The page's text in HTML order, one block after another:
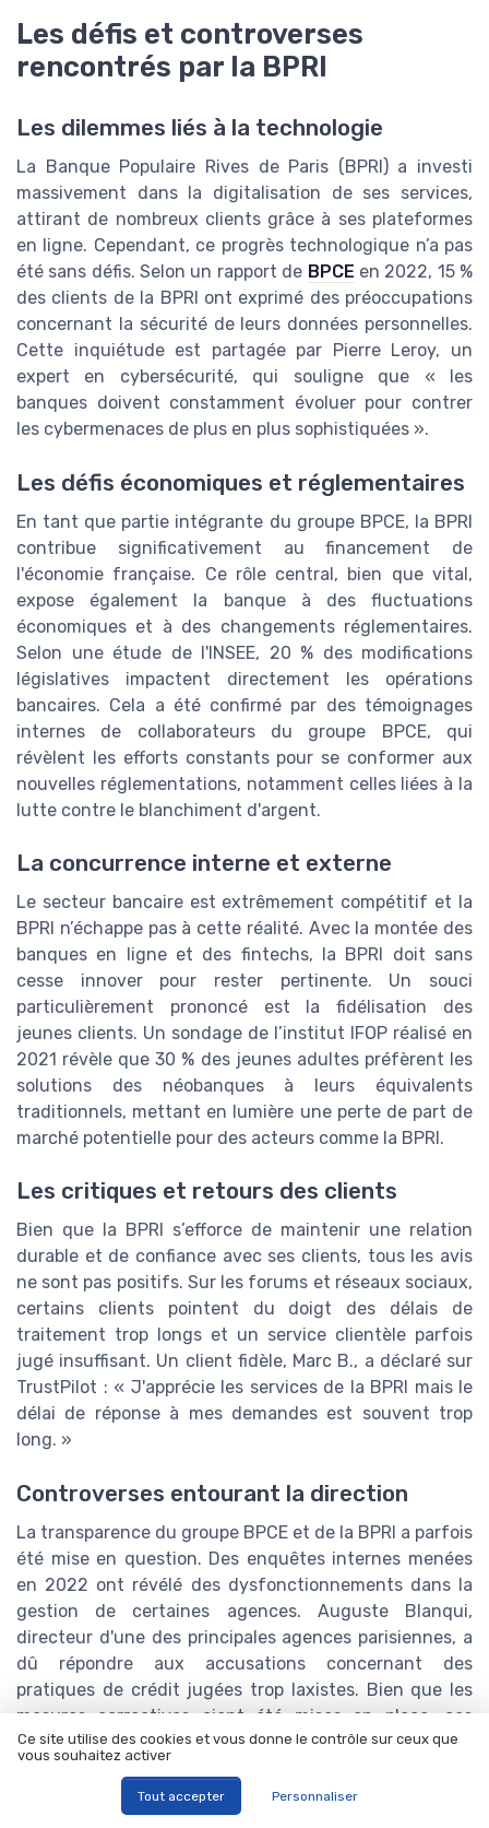
Les défis et controverses
rencontrés par la BPRI
Les dilemmes liés à la technologie
La Banque Populaire Rives de Paris (BPRI) a investi
massivement dans la digitalisation de ses services,
attirant de nombreux clients grâce à ses plateformes
en ligne. Cependant, ce progrès technologique n’a pas
été sans défis. Selon un rapport de BPCE en 2022, 15 %
des clients de la BPRI ont exprimé des préoccupations
concernant la sécurité de leurs données personnelles.
Cette inquiétude est partagée par Pierre Leroy, un
expert en cybersécurité, qui souligne que « les
banques doivent constamment évoluer pour contrer
les cybermenaces de plus en plus sophistiquées ».
Les défis économiques et réglementaires
En tant que partie intégrante du groupe BPCE, la BPRI
contribue significativement au financement de
l'économie française. Ce rôle central, bien que vital,
expose également la banque à des fluctuations
économiques et à des changements réglementaires.
Selon une étude de l'INSEE, 20 % des modifications
législatives impactent directement les opérations
bancaires. Cela a été confirmé par des témoignages
internes de collaborateurs du groupe BPCE, qui
révèlent les efforts constants pour se conformer aux
nouvelles réglementations, notamment celles liées à la
lutte contre le blanchiment d'argent.
La concurrence interne et externe
Le secteur bancaire est extrêmement compétitif et la
BPRI n’échappe pas à cette réalité. Avec la montée des
banques en ligne et des fintechs, la BPRI doit sans
cesse innover pour rester pertinente. Un souci
particulièrement prononcé est la fidélisation des
jeunes clients. Un sondage de l’institut IFOP réalisé en
2021 révèle que 30 % des jeunes adultes préfèrent les
solutions des néobanques à leurs équivalents
traditionnels, mettant en lumière une perte de part de
marché potentielle pour des acteurs comme la BPRI.
Les critiques et retours des clients
Bien que la BPRI s’efforce de maintenir une relation
durable et de confiance avec ses clients, tous les avis
ne sont pas positifs. Sur les forums et réseaux sociaux,
certains clients pointent du doigt des délais de
traitement trop longs et un service clientèle parfois
jugé insuffisant. Un client fidèle, Marc B., a déclaré sur
TrustPilot : « J'apprécie les services de la BPRI mais le
délai de réponse à mes demandes est souvent trop
long. »
Controverses entourant la direction
La transparence du groupe BPCE et de la BPRI a parfois
été mise en question. Des enquêtes internes menées
en 2022 ont révélé des dysfonctionnements dans la
gestion de certaines agences. Auguste Blanqui,
directeur d'une des principales agences parisiennes, a
dû répondre aux accusations concernant des
pratiques de crédit jugées trop laxistes. Bien que les
mesures correctives aient été mises en place, ces
affaires ont terni la réputation de la banque.
Environnement et développement
Ce site utilise des cookies et vous donne le contrôle sur ceux que
vous souhaitez activer
Tout accepter Personnaliser